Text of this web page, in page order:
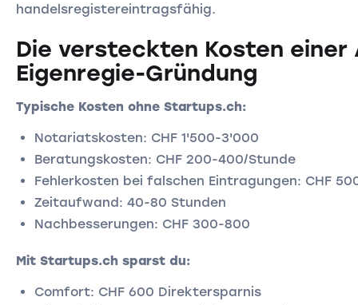
handelsregistereintragsfähig.
Die versteckten Kosten einer
Eigenregie-Gründung
Typische Kosten ohne Startups.ch:
Notariatskosten: CHF 1'500-3'000
Beratungskosten: CHF 200-400/Stunde
Fehlerkosten bei falschen Eintragungen: CHF
Zeitaufwand: 40-80 Stunden
Nachbesserungen: CHF 300-800
Mit Startups.ch sparst du:
Comfort: CHF 600 Direktersparnis